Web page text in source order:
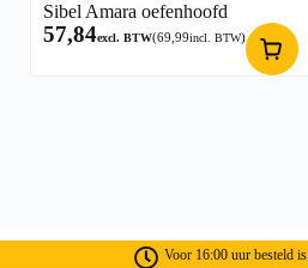
Sibel Amara oefenhoofd
57,84excl. BTW(69,99incl. BTW)
Voor 16:00 uur besteld is